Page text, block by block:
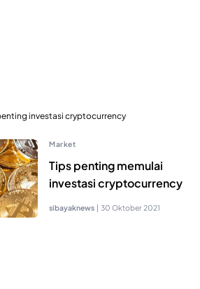
investasi cryptocurrency
Market
Tips penting memulai
investasi cryptocurrency
sibayaknews | 30 Oktober 2021